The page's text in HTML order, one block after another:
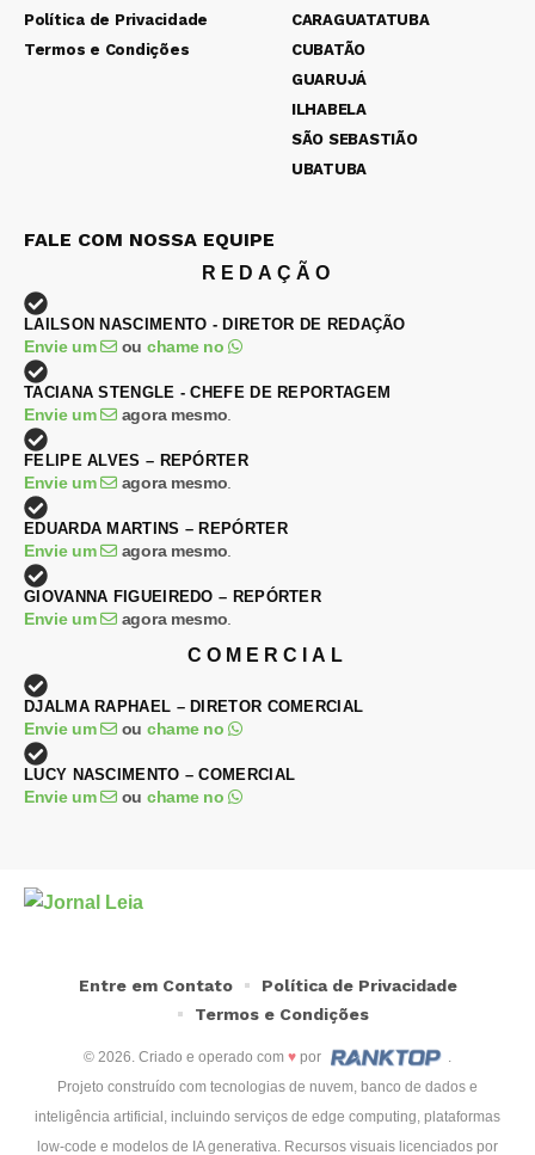
Política de Privacidade
Termos e Condições
CARAGUATATUBA
CUBATÃO
GUARUJÁ
ILHABELA
SÃO SEBASTIÃO
UBATUBA
FALE COM NOSSA EQUIPE
REDAÇÃO
LAILSON NASCIMENTO - DIRETOR DE REDAÇÃO
Envie um ou chame no
TACIANA STENGLE - CHEFE DE REPORTAGEM
Envie um agora mesmo
FELIPE ALVES – REPÓRTER
Envie um agora mesmo
EDUARDA MARTINS – REPÓRTER
Envie um agora mesmo
GIOVANNA FIGUEIREDO – REPÓRTER
Envie um agora mesmo
COMERCIAL
DJALMA RAPHAEL – DIRETOR COMERCIAL
Envie um ou chame no
LUCY NASCIMENTO – COMERCIAL
Envie um ou chame no
© 2026. Criado e operado com ♥ por
Projeto construído com tecnologias de nuvem, banco de dados e
inteligência artificial, incluindo serviços de edge computing, plataformas
low-code e modelos de IA generativa. Recursos visuais licenciados por
Entre em Contato
Política de Privacidade
Termos e Condições